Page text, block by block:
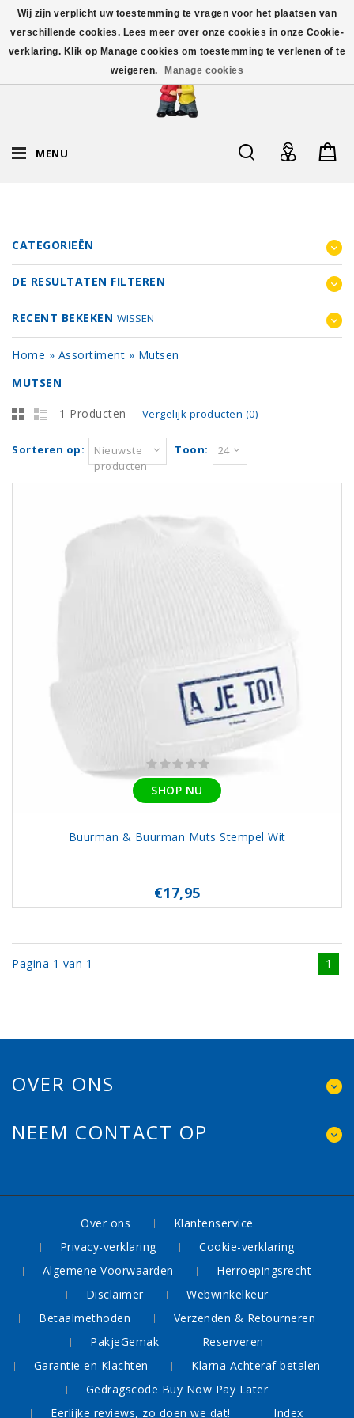
MENU
CATEGORIEËN
DE RESULTATEN FILTEREN
RECENT BEKEKEN WISSEN
Home » Assortiment » Mutsen
MUTSEN
1 Producten Vergelijk producten (0)
Sorteren op:
Nieuwste
producten
Toon: 24
SHOP NU
Buurman & Buurman Muts Stempel Wit
€17,95
Pagina 1 van 1 1
OVER ONS
NEEM CONTACT OP
Over ons
Klantenservice
Privacy-verklaring
Cookie-verklaring
Algemene Voorwaarden
Herroepingsrecht
Disclaimer
Webwinkelkeur
Betaalmethoden
Verzenden & Retourneren
PakjeGemak
Reserveren
Garantie en Klachten
Klarna Achteraf betalen
Gedragscode Buy Now Pay Later
Eerlijke reviews, zo doen we dat!
Index
Wij zijn verplicht uw toestemming te vragen voor het plaatsen van
verschillende cookies. Lees meer over onze cookies in onze Cookie-
verklaring. Klik op Manage cookies om toestemming te verlenen of te
weigeren.
Manage cookies